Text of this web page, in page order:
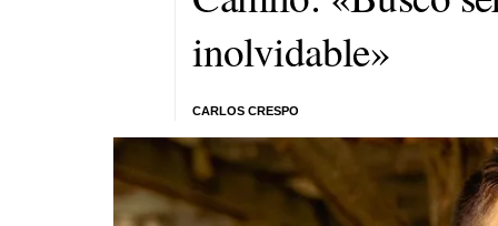
inolvidable»
CARLOS CRESPO